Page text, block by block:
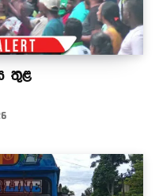
තුළ